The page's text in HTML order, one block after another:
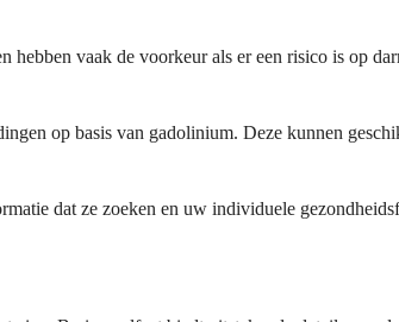
vaak de voorkeur als er een risico is op
op basis van gadolinium. Deze kunnen
dat ze zoeken en uw individuele